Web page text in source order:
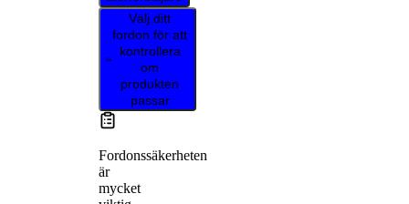
Välj ditt
fordon för att
kontrollera
om
produkten
passar
Fordonssäkerheten
är
mycket